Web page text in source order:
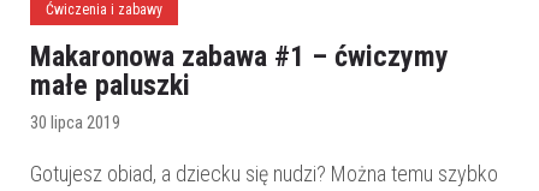
Ćwiczenia i zabawy
Makaronowa zabawa #1 – ćwiczymy
małe paluszki
30 lipca 2019
Gotujesz obiad, a dziecku się nudzi? Można temu szybko